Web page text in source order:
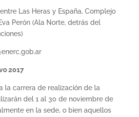
Las Heras y España, Complejo
Perón (Ala Norte, detrás del
2017
la carrera de realización de la
del 1 al 30 de noviembre de
en la sede, o bien aquellos